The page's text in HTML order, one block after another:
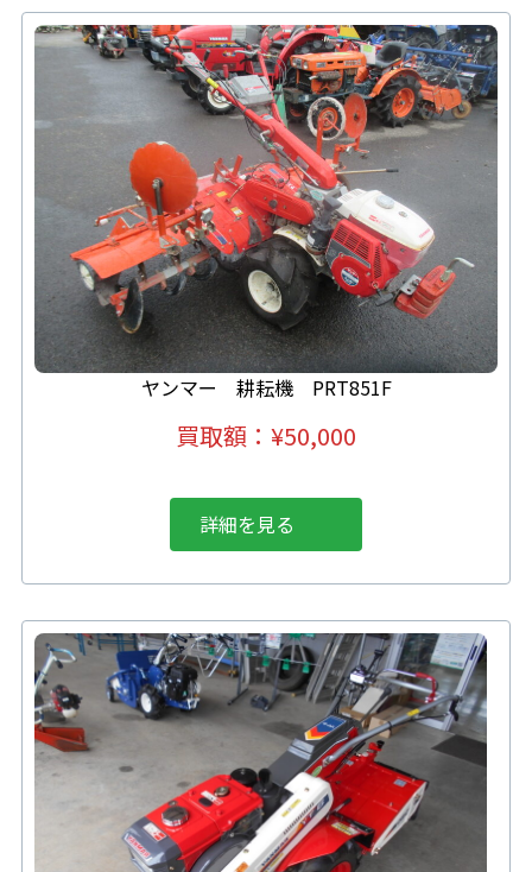
ヤンマー 耕耘機 PRT851F
買取額：¥50,000
詳細を見る